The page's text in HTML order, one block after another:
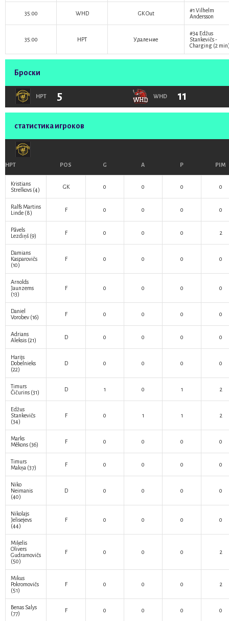
35:00 WHD GK Out #1 Vilhelm
Andersson
35:00 HPT Удаление
#34 Edžus
Stankevičs-
Charging (2
Броски
HPT 5 WHD 11
статистика игроков
HPT POS G A P PIM
Kristians
Strelkovs (4) GK 0 0 0 0
Ralfs Martins
Linde (8) F 0 0 0 0
Pāvels
Lezdiņš (9) F 0 0 0 2
Damians
Kasparovičs
(10)
F 0 0 0 0
Arnolds
Jaunzems
(13)
F 0 0 0 0
Daniel
Vorobev (16) F 0 0 0 0
Adrians
Aleksis (21) D 0 0 0 0
Harijs
Dobelnieks
(22)
D 0 0 0 0
Timurs
Čičurins (31) D 1 0 1 2
Edžus
Stankevičs
(34)
F 0 1 1 2
Marks
Mēkons (36) F 0 0 0 0
Timurs
Makņa (37) F 0 0 0 0
Niko
Neimanis
(40)
D 0 0 0 0
Nikolajs
Jelisejevs
(44)
F 0 0 0 0
Miķelis
Olivers
Gudramovičs
(50)
F 0 0 0 2
Mikus
Pokromovičs
(51)
F 0 0 0 2
Benas Salys
(77)
F 0 0 0 0